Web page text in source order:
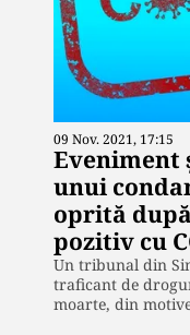
09 Nov. 2021, 17:15
Eveniment
unui
oprită
pozitiv cu
Un tribunal din
traficant de
moarte, din